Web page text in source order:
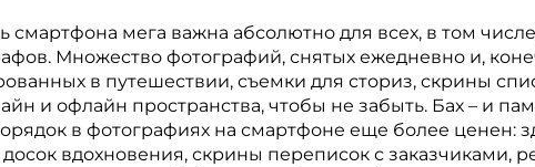
смартфона мега важна абсолютно для всех, в том
Множество фотографий, снятых ежедневно и,
в путешествии, съемки для сториз, скрины
и офлайн пространства, чтобы не забыть. Бах – и
в фотографиях на смартфоне еще более ценен:
вдохновения, скрины переписок с заказчиками,